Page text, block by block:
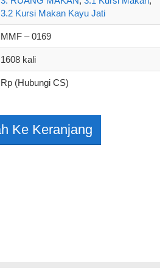
3.2 Kursi Makan Kayu Jati
MMF – 0169
1608 kali
Rp (Hubungi CS)